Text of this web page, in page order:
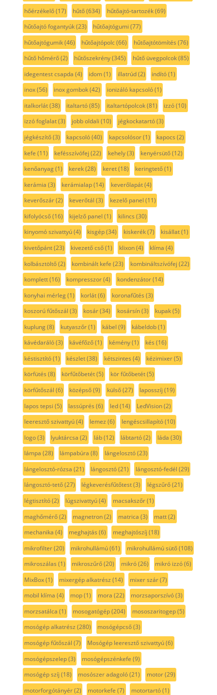
hőérzékelő(17) hűtő(634) hűtőajtó-tartozék(69)
hűtőajtó fogantyúk(23) hűtőajtógumi (77)
hűtőajtógumik(46) hűtőajtópolc(66) hűtőajtótömítés (76)
hűtő hőmérő(2) hűtőszekrény(345) hűtő üvegpolcok(85)
idegentest csapda (4) idom(1) illatrúd(2) indító(1)
inox(56) inox gombok(42) ionizáló kapcsoló(1)
italkorlát(38) italtartó(85) italtartópolcok(81) izzó(10)
izzó foglalat(3) jobb oldali (10) jégkockatartó(3)
jégkészítő(3) kapcsoló(40) kapcsolósor(1) kapocs (2)
kefe (11) kefésszívófej (22) kehely(3) kenyérsütő(12)
kenőanyag(1) kerek(28) keret(18) keringtető(1)
kerámia (3) kerámialap(14) keverőlapát(4)
keverőszár(2) keverőtál (3) kezelő panel (11)
kifolyócső(16) kijelző panel (1) kilincs (30)
kinyomó szivattyú(4) kisgép(34) kiskerék(7) kisállat(1)
kivetőpánt(23) kivezető cső(1) klixon(4) klíma (4)
kolbásztöltő(2) kombinált kefe (23) kombináltszívófej (22)
komplett(16) kompresszor(4) kondenzátor(14)
konyhai mérleg(1) korlát(6) koronafűtés (3)
koszorú fűtőszál (3) kosár(34) kosársín(3) kupak(5)
kuplung(8) kutyaszőr(1) kábel (9) kábeldob(1)
kávédaráló(3) kávéfőző(1) kémény(1) kés (16)
késtisztító(1) készlet(38) kétszintes (4) kézimixer(5)
körfütés (8) körfűtőbetét(5) kör fűtőbetét(5)
körfűtőszál (6) középső(9) külső(27) laposszíj (19)
lapos tepsi (5) lassúprés (6) led(14) LedVision(2)
leeresztő szivattyú(4) lemez (6) lengéscsillapító(10)
logo(3) lyuktárcsa (2) láb(12) lábtartó(2) láda (30)
lámpa (28) lámpabúra (8) lángelosztó(23)
lángelosztó-rózsa (21) lángosztó(21) lángosztó-fedél (29)
lángosztó-tető(27) légkeverésfűtőtest(3) légszűrő(21)
légtisztító(2) lúgszivattyú(4) macsakszőr(1)
maghőmérő(2) magnetron(2) matrica (3) matt(2)
mechanika (4) meghajtás (6) meghajtószíj (18)
mikrofilter(20) mikrohullámú(61) mikrohullámú sütő(108)
mikroszálas (1) mikroszűrő(20) mikró(26) mikró izzó(6)
MixBox(1) mixergép alkatrész (14) mixer szár(7)
mobil klíma (4) mop(1) mora (22) morzsaporszívó(3)
morzsatálca (1) mosogatógép(204) mososzaritogep(5)
mosógép alkatrész (280) mosógépcső(3)
mosógép fűtőszál (7) Mosógép leeresztő szivattyú(6)
mosógépszelep(3) mosógépszénkefe (9)
mosógép szíj (18) mosószer adagoló(21) motor(29)
motorforgótányér(2) motorkefe (7) motortartó(1)